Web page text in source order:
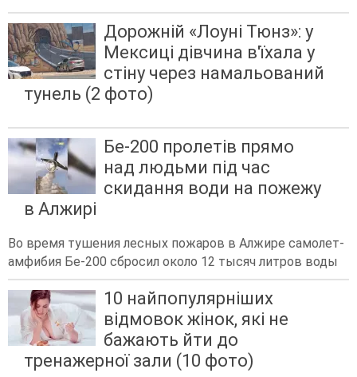
Дорожній «Лоуні Тюнз»: у
Мексиці дівчина в'їхала у
стіну через намальований
тунель (2 фото)
Бе-200 пролетів прямо
над людьми під час
скидання води на пожежу
в Алжирі
Во время тушения лесных пожаров в Алжире самолет-
амфибия Бе-200 сбросил около 12 тысяч литров воды
10 найпопулярніших
відмовок жінок, які не
бажають йти до
тренажерної зали (10 фото)